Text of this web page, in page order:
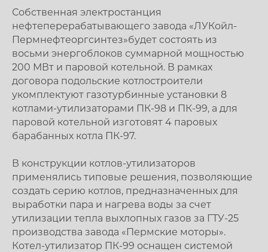
Собственная электростанция
нефтеперерабатывающего завода «ЛУКойл-
Пермнефтеоргсинтез»будет состоять из
восьми энергоблоков суммарной мощностью
200 МВт и паровой котельной. В рамках
договора подольские котлостроители
укомплектуют газотурбинные установки 8
котлами-утилизаторами ПК-98 и ПК-99, а для
паровой котельной изготовят 4 паровых
барабанных котла ПК-97.
В конструкции котлов-утилизаторов
применялись типовые решения, позволяющие
создать серию котлов, предназначенных для
выработки пара и нагрева воды за счет
утилизации тепла выхлопных газов за ГТУ-25
производства завода «Пермские моторы».
Котел-утилизатор ПК-99 оснащен системой